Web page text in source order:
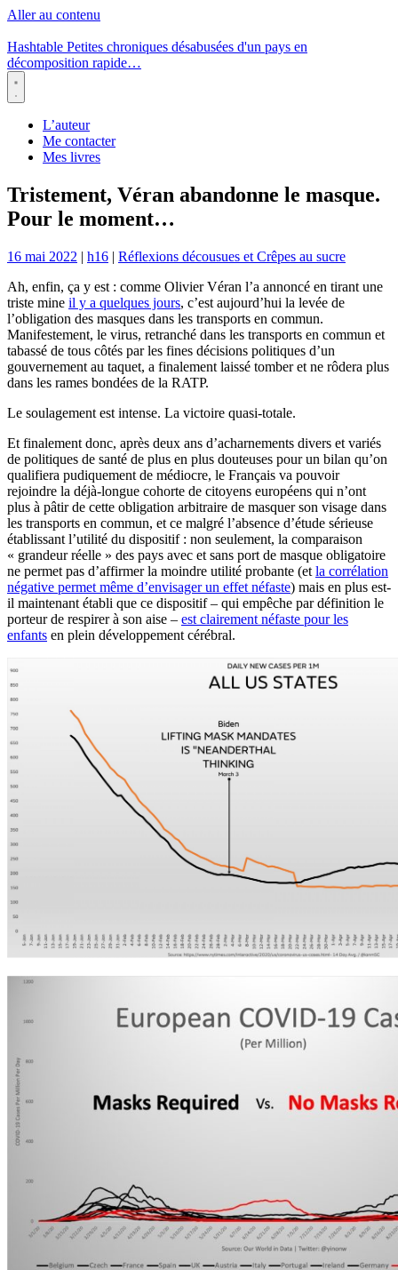
Aller au contenu
Hashtable Petites chroniques désabusées d'un pays en
décomposition rapide…
Menu
L’auteur
Me contacter
Mes livres
Tristement, Véran abandonne le masque.
Pour le moment…
16 mai 2022 | h16 | Réflexions décousues et Crêpes au sucre
Ah, enfin, ça y est : comme Olivier Véran l’a annoncé en tirant une
triste mine il y a quelques jours, c’est aujourd’hui la levée de
l’obligation des masques dans les transports en commun.
Manifestement, le virus, retranché dans les transports en commun et
tabassé de tous côtés par les fines décisions politiques d’un
gouvernement au taquet, a finalement laissé tomber et ne rôdera plus
dans les rames bondées de la RATP.
Le soulagement est intense. La victoire quasi-totale.
Et finalement donc, après deux ans d’acharnements divers et variés
de politiques de santé de plus en plus douteuses pour un bilan qu’on
qualifiera pudiquement de médiocre, le Français va pouvoir
rejoindre la déjà-longue cohorte de citoyens européens qui n’ont
plus à pâtir de cette obligation arbitraire de masquer son visage dans
les transports en commun, et ce malgré l’absence d’étude sérieuse
établissant l’utilité du dispositif : non seulement, la comparaison
« grandeur réelle » des pays avec et sans port de masque obligatoire
ne permet pas d’affirmer la moindre utilité probante (et la corrélation
négative permet même d’envisager un effet néfaste) mais en plus est-
il maintenant établi que ce dispositif – qui empêche par définition le
porteur de respirer à son aise – est clairement néfaste pour les
enfants en plein développement cérébral.